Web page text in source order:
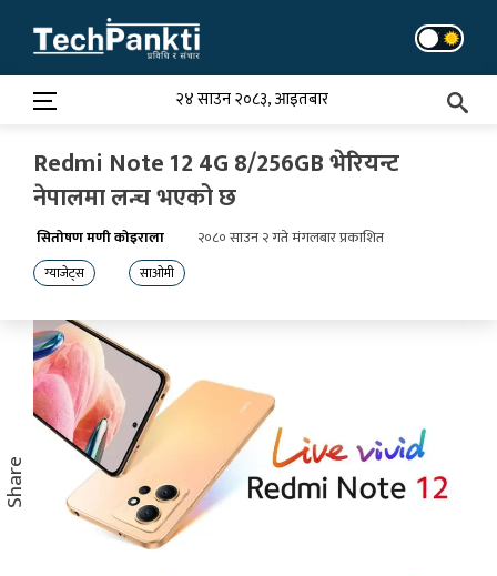
content
२४ साउन २०८३, आइतबार
Redmi Note 12 4G 8/256GB भेरियन्ट
नेपालमा लन्च भएको छ
सितोषण मणी कोइराला २०८० साउन २ गते मंगलबार प्रकाशित
ग्याजेट्स साओमी